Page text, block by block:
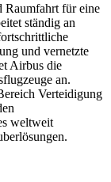
Raumfahrt für eine
ständig an
und vernetzte
Airbus die
an.
Verteidigung
weltweit